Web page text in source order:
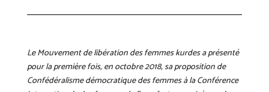
Le Mouvement de libération des femmes kurdes a présenté
pour la première fois, en octobre 2018, sa proposition de
Confédéralisme démocratique des femmes à la Conférence